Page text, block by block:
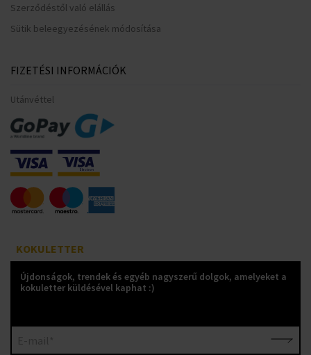
Szerződéstől való elállás
Sütik beleegyezésének módosítása
FIZETÉSI INFORMÁCIÓK
Utánvéttel
KOKULETTER
Újdonságok, trendek és egyéb nagyszerű dolgok, amelyeket a
kokuletter küldésével kaphat :)